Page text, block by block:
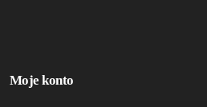
Moje konto